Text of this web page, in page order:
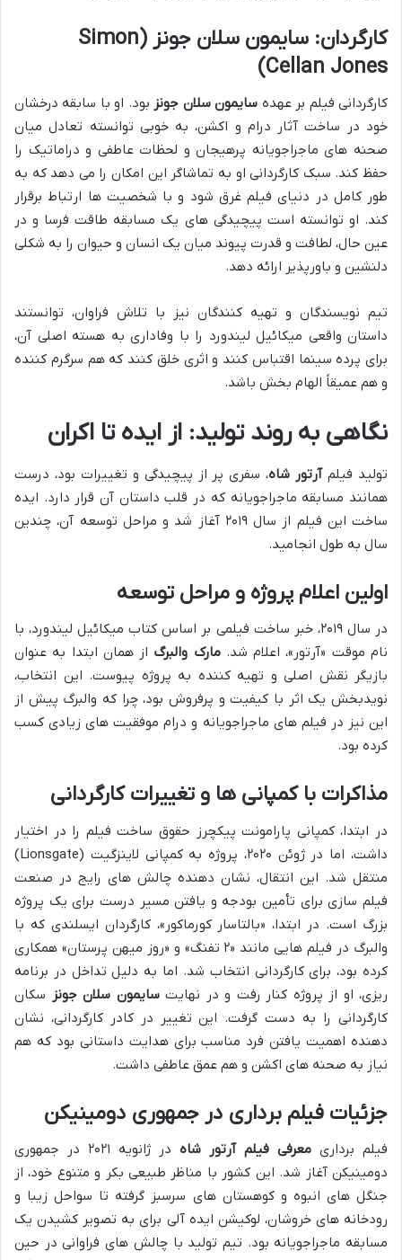
کارگردان: سایمون سلان جونز (Simon
Cellan Jones)
کارگردانی فیلم بر عهده سایمون سلان جونز بود. او با سابقه درخشان
خود در ساخت آثار درام و اکشن، به خوبی توانسته تعادل میان
صحنه های ماجراجویانه پرهیجان و لحظات عاطفی و دراماتیک را
حفظ کند. سبک کارگردانی او به تماشاگر این امکان را می دهد که به
طور کامل در دنیای فیلم غرق شود و با شخصیت ها ارتباط برقرار
کند. او توانسته است پیچیدگی های یک مسابقه طاقت فرسا و در
عین حال، لطافت و قدرت پیوند میان یک انسان و حیوان را به شکلی
دلنشین و باورپذیر ارائه دهد.
تیم نویسندگان و تهیه کنندگان نیز با تلاش فراوان، توانستند
داستان واقعی میکائیل لیندورد را با وفاداری به هسته اصلی آن،
برای پرده سینما اقتباس کنند و اثری خلق کنند که هم سرگرم کننده
و هم عمیقاً الهام بخش باشد.
نگاهی به روند تولید: از ایده تا اکران
تولید فیلمآرتور شاه، سفری پر از پیچیدگی و تغییرات بود، درست
همانند مسابقه ماجراجویانه که در قلب داستان آن قرار دارد. ایده
ساخت این فیلم از سال ۲۰۱۹ آغاز شد و مراحل توسعه آن، چندین
سال به طول انجامید.
اولین اعلام پروژه و مراحل توسعه
در سال ۲۰۱۹، خبر ساخت فیلمی بر اساس کتاب میکائیل لیندورد، با
نام موقت «آرتور»، اعلام شد.مارک والبرگ از همان ابتدا به عنوان
بازیگر نقش اصلی و تهیه کننده به پروژه پیوست. این انتخاب،
نویدبخش یک اثر با کیفیت و پرفروش بود، چرا که والبرگ پیش از
این نیز در فیلم های ماجراجویانه و درام موفقیت های زیادی کسب
کرده بود.
مذاکرات با کمپانی ها و تغییرات کارگردانی
در ابتدا، کمپانی پارامونت پیکچرز حقوق ساخت فیلم را در اختیار
داشت، اما در ژوئن ۲۰۲۰، پروژه به کمپانی لاینزگیت (Lionsgate)
منتقل شد. این انتقال، نشان دهنده چالش های رایج در صنعت
فیلم سازی برای تأمین بودجه و یافتن مسیر درست برای یک پروژه
بزرگ است. در ابتدا، «بالتاسار کورماکور»، کارگردان ایسلندی که با
والبرگ در فیلم هایی مانند «۲ تفنگ» و «روز میهن پرستان» همکاری
کرده بود، برای کارگردانی انتخاب شد. اما به دلیل تداخل در برنامه
ریزی، او از پروژه کنار رفت و در نهایتسایمون سلان جونز سکان
کارگردانی را به دست گرفت. این تغییر در کادر کارگردانی، نشان
دهنده اهمیت یافتن فرد مناسب برای هدایت داستانی بود که هم
نیاز به صحنه های اکشن و هم عمق عاطفی داشت.
جزئیات فیلم برداری در جمهوری دومینیکن
فیلم برداری معرفی فیلم آرتور شاه
در ژانویه ۲۰۲۱ در جمهوری
دومینیکن آغاز شد. این کشور با مناظر طبیعی بکر و متنوع خود، از
جنگل های انبوه و کوهستان های سرسبز گرفته تا سواحل زیبا و
رودخانه های خروشان، لوکیشن ایده آلی برای به تصویر کشیدن یک
مسابقه ماجراجویانه بود. تیم تولید با چالش های فراوانی در حین